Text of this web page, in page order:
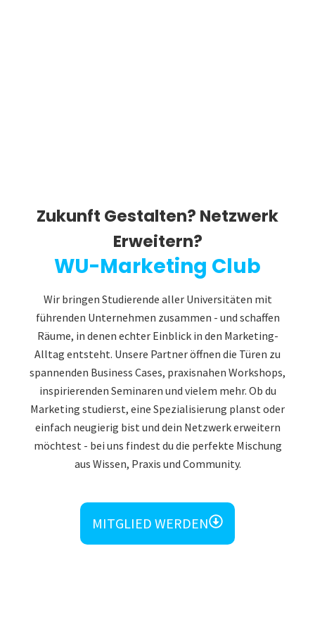
Zukunft Gestalten? Netzwerk
Erweitern?
WU-Marketing Club
Wir bringen Studierende aller Universitäten mit
führenden Unternehmen zusammen - und schaffen
Räume, in denen echter Einblick in den Marketing-
Alltag entsteht. Unsere Partner öffnen die Türen zu
spannenden Business Cases, praxisnahen Workshops,
inspirierenden Seminaren und vielem mehr. Ob du
Marketing studierst, eine Spezialisierung planst oder
einfach neugierig bist und dein Netzwerk erweitern
möchtest - bei uns findest du die perfekte Mischung
aus Wissen, Praxis und Community.
MITGLIED WERDEN